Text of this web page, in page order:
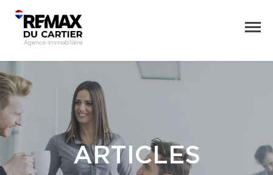
ARTICLES